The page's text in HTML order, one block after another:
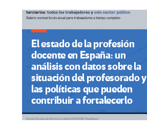
El estado de la profesión
docente en España: un
análisis con datos sobre la
situación del profesorado y
las políticas que pueden
contribuir a fortalecerlo